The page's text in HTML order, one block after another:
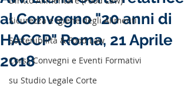
Sicurezza e Igiene degli Alimenti
Sostenibilità & Food Law
Corsi, Convegni e Eventi Formativi
su Studio Legale Corte
al Convegno "20 anni di
HACCP" Roma, 21 Aprile
2018